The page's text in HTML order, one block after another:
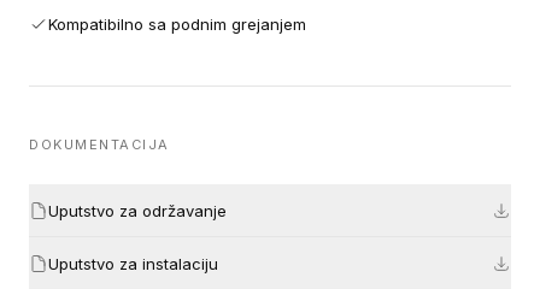
Kompatibilno sa podnim grejanjem
DOKUMENTACIJA
Uputstvo za održavanje
Uputstvo za instalaciju